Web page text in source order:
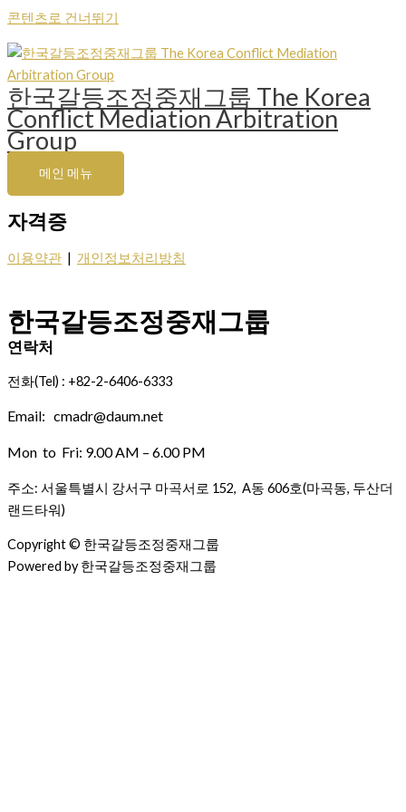
콘텐츠로 건너뛰기
한국갈등조정중재그룹 The Korea
Conflict Mediation Arbitration
Group
메인 메뉴
자격증
이용약관 | 개인정보처리방침
한국갈등조정중재그룹
연락처
전화(Tel) : +82-2-6406-6333
Email: cmadr@daum.net
Mon to Fri: 9.00 AM – 6.00 PM
주소: 서울특별시 강서구 마곡서로 152, A동 606호(마곡동, 두산더
랜드타워)
Copyright © 한국갈등조정중재그룹
Powered by 한국갈등조정중재그룹